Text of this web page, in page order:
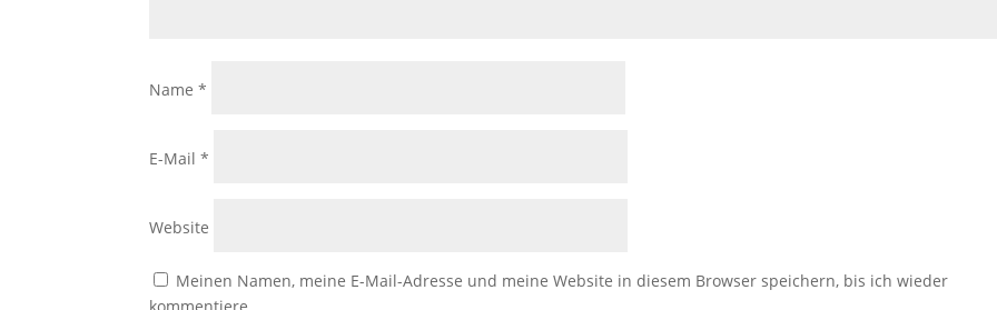
Name*
E-Mail*
Website
Meinen Namen, meine E-Mail-Adresse und meine Website in diesem Browser speichern, bis ich wieder